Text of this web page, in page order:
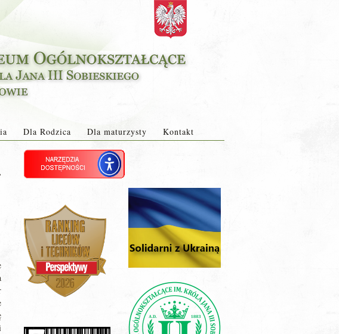
Dla Rodzica Dla maturzysty Kontakt